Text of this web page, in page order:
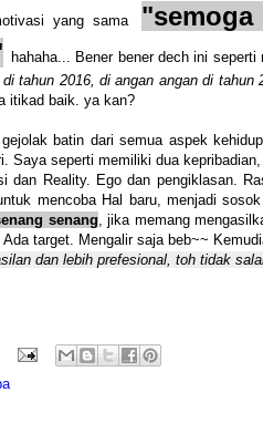
yang sama
hahaha... Bener bener dech ini
tahun 2016, di angan angan di
itikad baik. ya kan?
batin dari semua aspek
Saya seperti memiliki dua
dan Reality. Ego dan pengiklasan.
mencoba Hal baru, menjadi
senang, jika memang
target. Mengalir saja beb~~
dan lebih prefesional, toh tidak